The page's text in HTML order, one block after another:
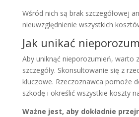
Wśród nich są brak szczegółowej
nieuwzględnienie wszystkich
Jak unikać
Aby uniknąć nieporozumień, warto
szczegóły. Skonsultowanie się z
kluczowe. Rzeczoznawca pomoże
szkodę i określić wszystkie koszty
Ważne jest, aby dokładnie